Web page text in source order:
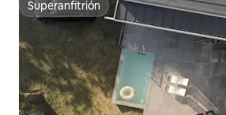
Superanfitrión
Superanfitrión